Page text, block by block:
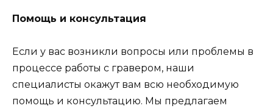
Помощь и консультация
Если у вас возникли вопросы или проблемы в
процессе работы с гравером, наши
специалисты окажут вам всю необходимую
помощь и консультацию. Мы предлагаем